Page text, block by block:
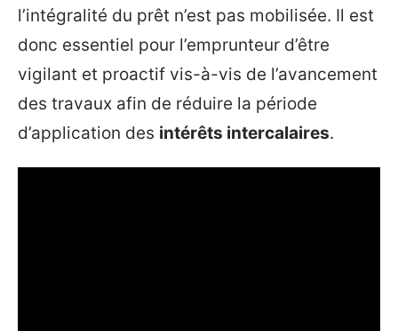
l’intégralité du prêt n’est pas mobilisée. Il est
donc essentiel pour l’emprunteur d’être
vigilant et proactif vis-à-vis de l’avancement
des travaux afin de réduire la période
d’application des intérêts intercalaires.